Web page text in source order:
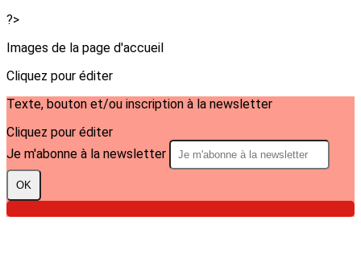
?>
Images de la page d'accueil
Cliquez pour éditer
Texte, bouton et/ou inscription à la newsletter
Cliquez pour éditer
Je m'abonne à la newsletter
OK